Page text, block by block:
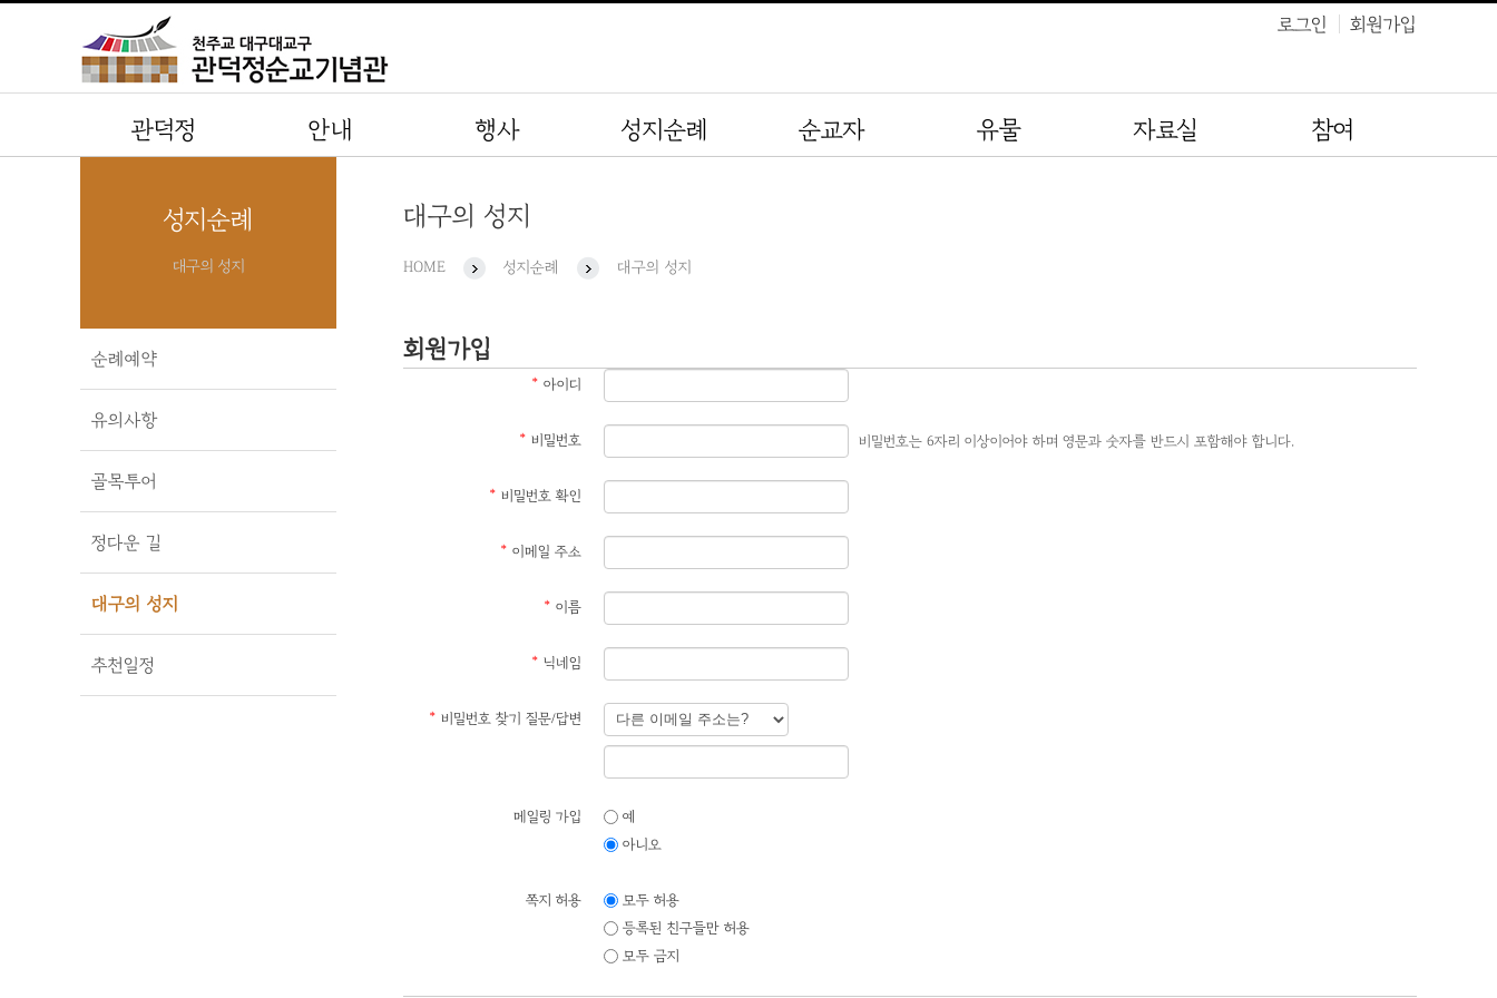
로그인 회원가입
관덕정 안내 행사 성지순례 순교자 유물 자료실 참여
성지순례
대구의 성지
순례예약
유의사항
골목투어
정다운 길
대구의 성지
추천일정
대구의 성지
HOME 성지순례 대구의 성지
회원가입
* 아이디
* 비밀번호 비밀번호는 6자리 이상이어야 하며 영문과 숫자를 반드시 포함해야 합니다.
* 비밀번호 확인
* 이메일 주소
* 이름
* 닉네임
* 비밀번호 찾기 질문/답변
메일링 가입
예
아니오
쪽지 허용
모두 허용
등록된 친구들만 허용
모두 금지